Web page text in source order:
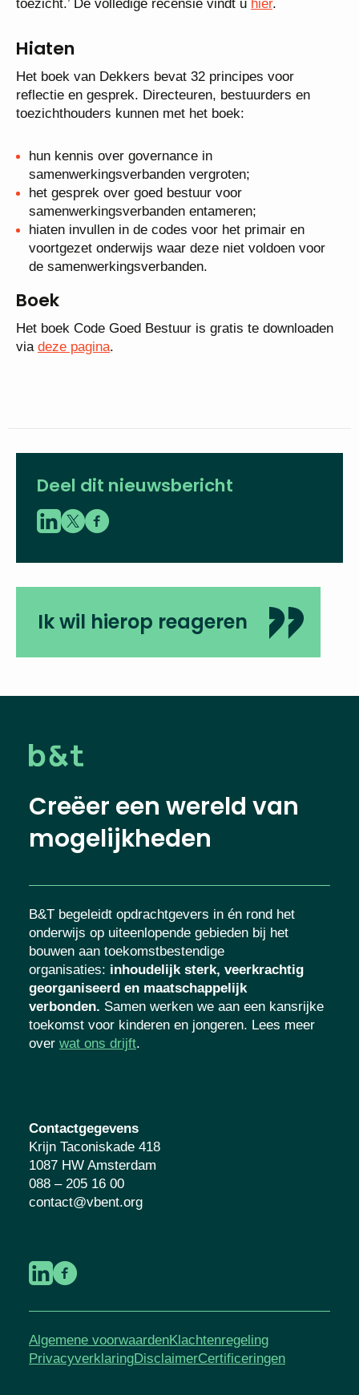
toezicht.’ De volledige recensie vindt u hier.
Hiaten
Het boek van Dekkers bevat 32 principes voor
reflectie en gesprek. Directeuren, bestuurders en
toezichthouders kunnen met het boek:
hun kennis over governance in
samenwerkingsverbanden vergroten;
het gesprek over goed bestuur voor
samenwerkingsverbanden entameren;
hiaten invullen in de codes voor het primair en
voortgezet onderwijs waar deze niet voldoen voor
de samenwerkingsverbanden.
Boek
Het boek Code Goed Bestuur is gratis te downloaden
via deze pagina.
Deel dit nieuwsbericht
Ik wil hierop reageren
Creëer een wereld van
mogelijkheden
B&T begeleidt opdrachtgevers in én rond het
onderwijs op uiteenlopende gebieden bij het
bouwen aan toekomstbestendige
organisaties: inhoudelijk sterk, veerkrachtig
georganiseerd en maatschappelijk
verbonden. Samen werken we aan een kansrijke
toekomst voor kinderen en jongeren. Lees meer
over wat ons drijft.
Contactgegevens
Krijn Taconiskade 418
1087 HW Amsterdam
088 – 205 16 00
contact@vbent.org
Algemene voorwaardenKlachtenregeling
PrivacyverklaringDisclaimerCertificeringen